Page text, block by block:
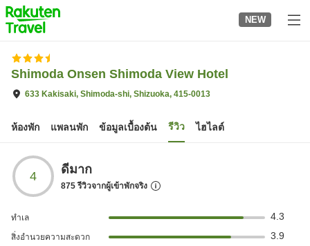
to
top
page
NEW
Shimoda Onsen Shimoda View Hotel
633 Kakisaki, Shimoda-shi, Shizuoka, 415-0013
ห้องพัก แพลนพัก ข้อมูลเบื้องต้น รีวิว ไฮไลต์
4 ดีมาก
875รีวิวจากผู้เข้าพักจริง
ทำเล 4.3
สิ่งอำนวยความสะดวก 3.9